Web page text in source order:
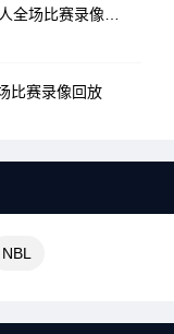
比赛录像回放
NBL